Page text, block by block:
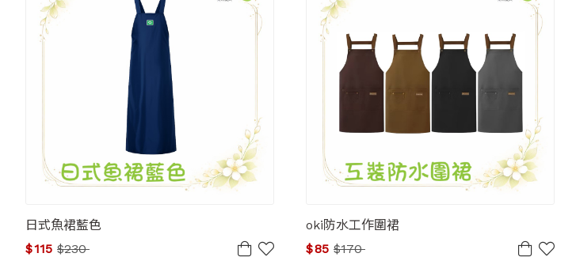
日式魚裙藍色
$230
$115
oki防水工作圍裙
$170
$85